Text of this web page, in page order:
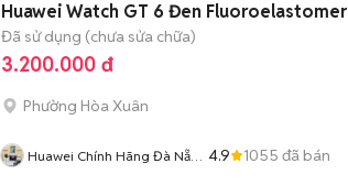
Huawei Watch GT 6 Đen Fluoroelastomer
Đã sử dụng (chưa sửa chữa)
3.200.000 đ
Phường Hòa Xuân
Huawei Chính Hãng Đà Nẵng 4.9 1055 đã bán